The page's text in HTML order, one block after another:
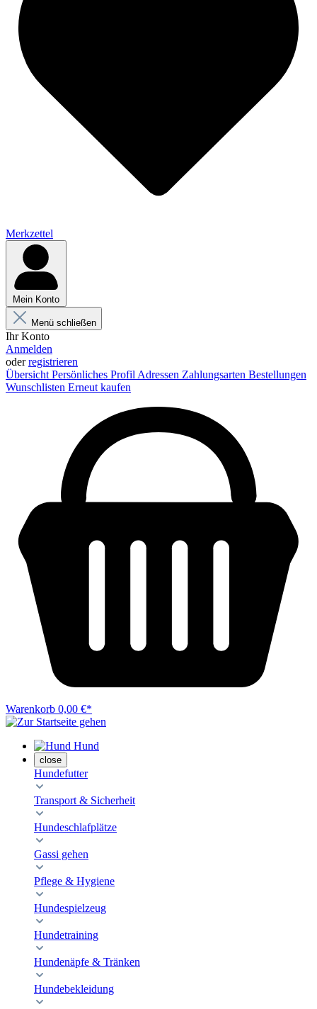
Merkzettel
Mein Konto
Menü schließen
Ihr Konto
Anmelden
oderregistrieren
Übersicht Persönliches Profil Adressen Zahlungsarten Bestellungen
Wunschlisten Erneut kaufen
Warenkorb 0,00 €*
Hund
close
Hundefutter
Transport & Sicherheit
Hundeschlafplätze
Gassi gehen
Pflege & Hygiene
Hundespielzeug
Hundetraining
Hundenäpfe & Tränken
Hundebekleidung